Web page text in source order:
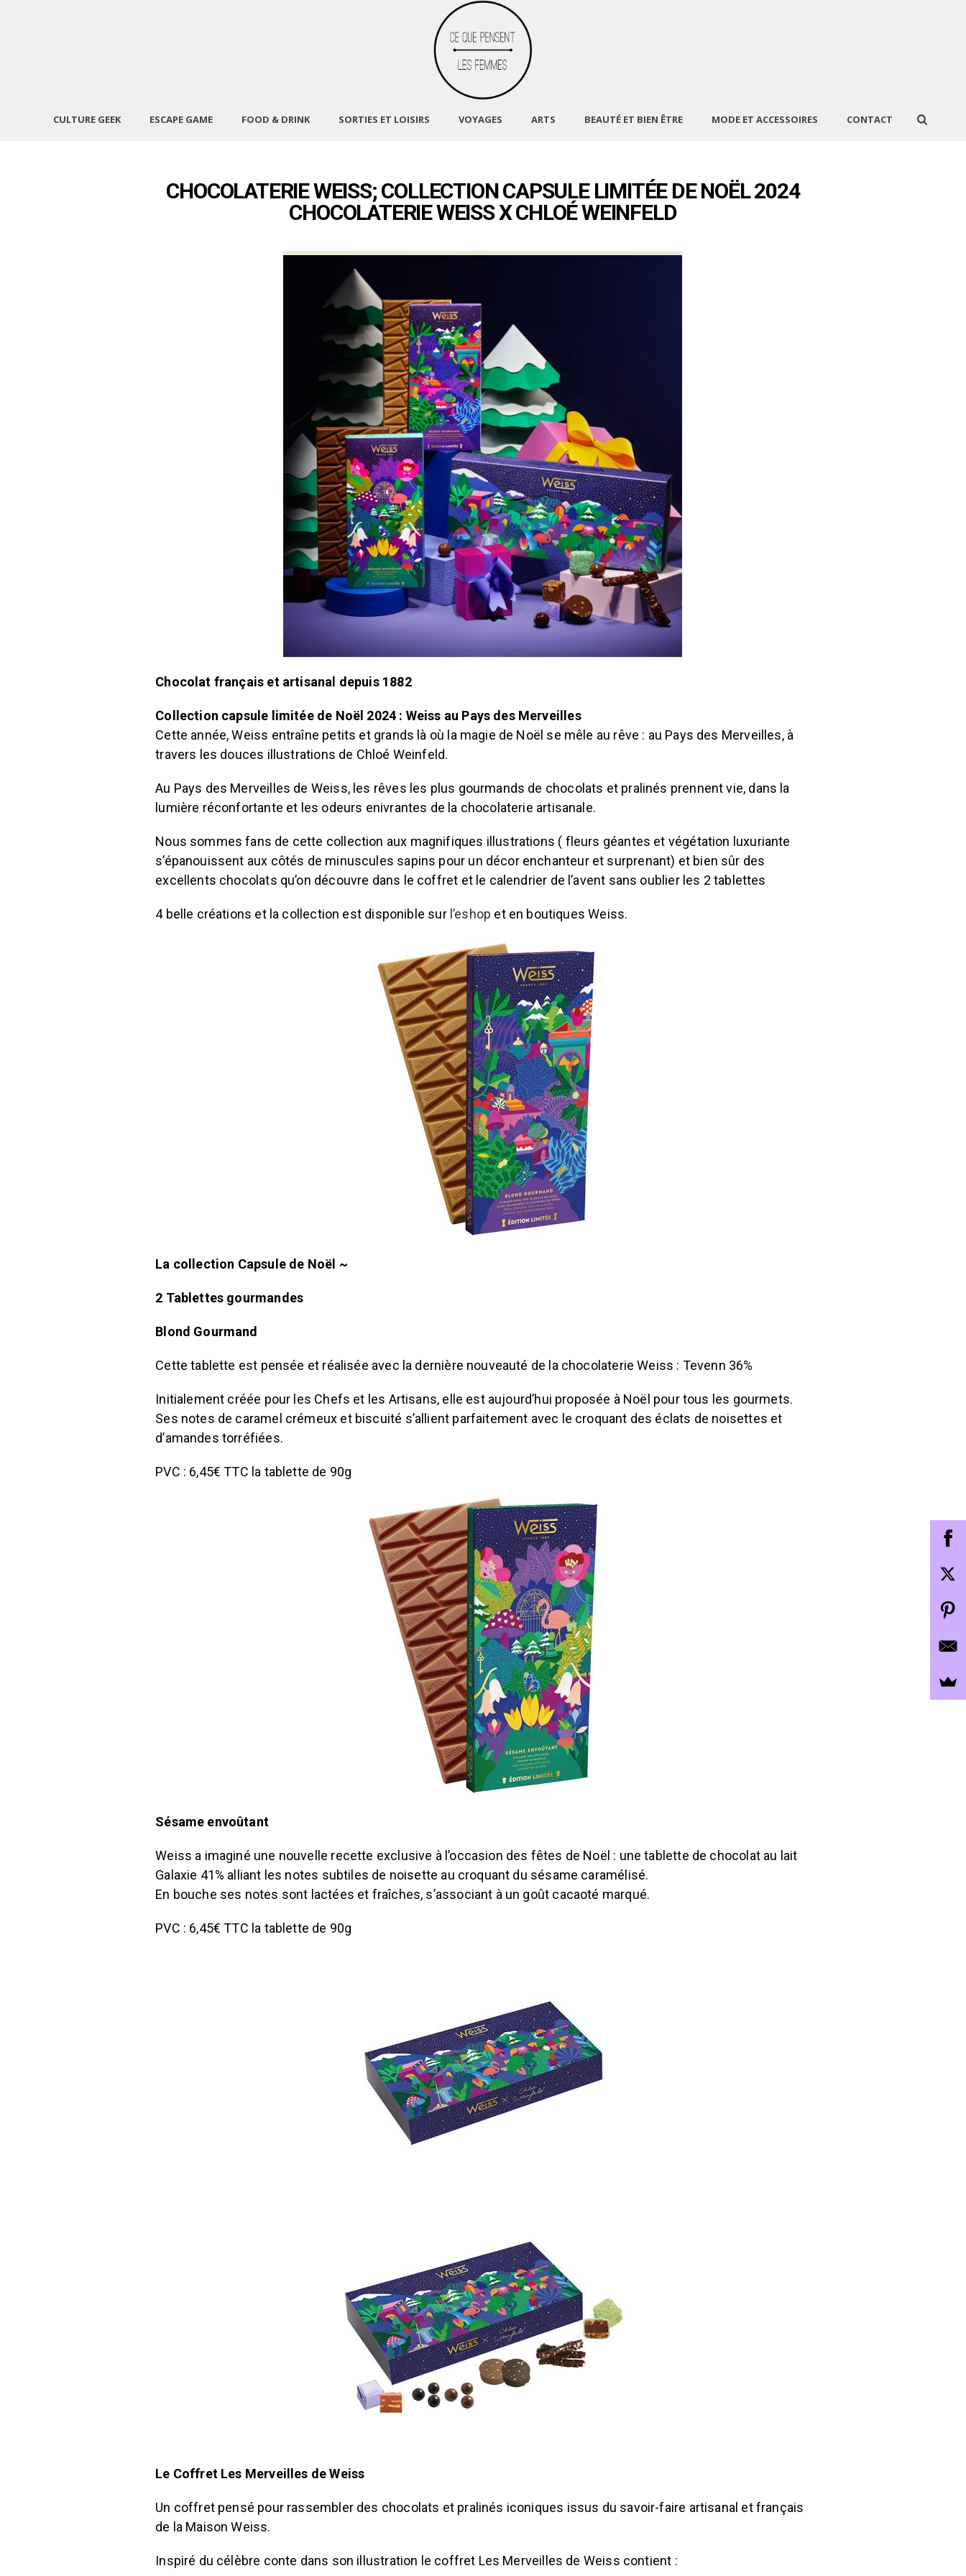
CULTURE GEEK ESCAPE GAME FOOD & DRINK SORTIES ET LOISIRS VOYAGES ARTS BEAUTÉ ET BIEN ÊTRE MODE ET ACCESSOIRES CONTACT
CHOCOLATERIE WEISS; COLLECTION CAPSULE LIMITÉE DE NOËL 2024
CHOCOLATERIE WEISS X CHLOÉ WEINFELD
Chocolat français et artisanal depuis 1882
Collection capsule limitée de Noël 2024 : Weiss au Pays des Merveilles
Cette année, Weiss entraîne petits et grands là où la magie de Noël se mêle au rêve : au Pays des Merveilles, à
travers les douces illustrations de Chloé Weinfeld.
Au Pays des Merveilles de Weiss, les rêves les plus gourmands de chocolats et pralinés prennent vie, dans la
lumière réconfortante et les odeurs enivrantes de la chocolaterie artisanale.
Nous sommes fans de cette collection aux magnifiques illustrations ( fleurs géantes et végétation luxuriante
s’épanouissent aux côtés de minuscules sapins pour un décor enchanteur et surprenant) et bien sûr des
excellents chocolats qu’on découvre dans le coffret et le calendrier de l’avent sans oublier les 2 tablettes
4 belle créations et la collection est disponible sur l’eshop et en boutiques Weiss.
La collection Capsule de Noël ~
2 Tablettes gourmandes
Blond Gourmand
Cette tablette est pensée et réalisée avec la dernière nouveauté de la chocolaterie Weiss : Tevenn 36%
Initialement créée pour les Chefs et les Artisans, elle est aujourd’hui proposée à Noël pour tous les gourmets.
Ses notes de caramel crémeux et biscuité s’allient parfaitement avec le croquant des éclats de noisettes et
d’amandes torréfiées.
PVC : 6,45€ TTC la tablette de 90g
Sésame envoûtant
Weiss a imaginé une nouvelle recette exclusive à l’occasion des fêtes de Noël : une tablette de chocolat au lait
Galaxie 41% alliant les notes subtiles de noisette au croquant du sésame caramélisé.
En bouche ses notes sont lactées et fraîches, s’associant à un goût cacaoté marqué.
PVC : 6,45€ TTC la tablette de 90g
Le Coffret Les Merveilles de Weiss
Un coffret pensé pour rassembler des chocolats et pralinés iconiques issus du savoir-faire artisanal et français
de la Maison Weiss.
Inspiré du célèbre conte dans son illustration le coffret Les Merveilles de Weiss contient :